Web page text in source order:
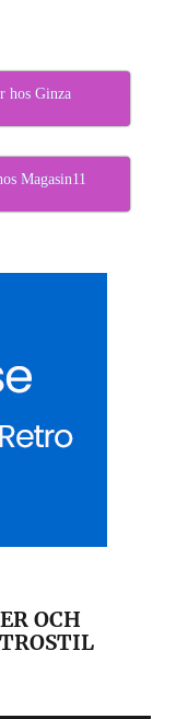
hos Ginza
Magasin11
OCH